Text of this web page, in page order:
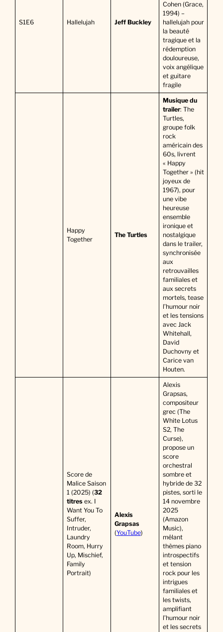
S1E6 Hallelujah Jeff Buckley
Cohen (Grace,
1994) –
hallelujah pour
la beauté
tragique et la
rédemption
douloureuse,
voix angélique
et guitare
fragile
Happy
Together
The Turtles
Musique du
trailer: The
Turtles,
groupe folk
rock
américain des
60s, livrent
« Happy
Together » (hit
joyeux de
1967), pour
une vibe
heureuse
ensemble
ironique et
nostalgique
dans le trailer,
synchronisée
aux
retrouvailles
familiales et
aux secrets
mortels, tease
l’humour noir
et les tensions
avec Jack
Whitehall,
David
Duchovny et
Carice van
Houten.
Score de
Malice Saison
1 (2025) (32
titresex. I
Want You To
Suffer,
Intruder,
Laundry
Room, Hurry
Up, Mischief,
Family
Portrait)
Alexis
Grapsas
(YouTube)
Alexis
Grapsas,
compositeur
grec (The
White Lotus
S2, The
Curse),
propose un
score
orchestral
sombre et
hybride de 32
pistes, sorti le
14 novembre
2025
(Amazon
Music),
mêlant
thèmes piano
introspectifs
et tension
rock pour les
intrigues
familiales et
les twists,
amplifiant
l’humour noir
et les secrets